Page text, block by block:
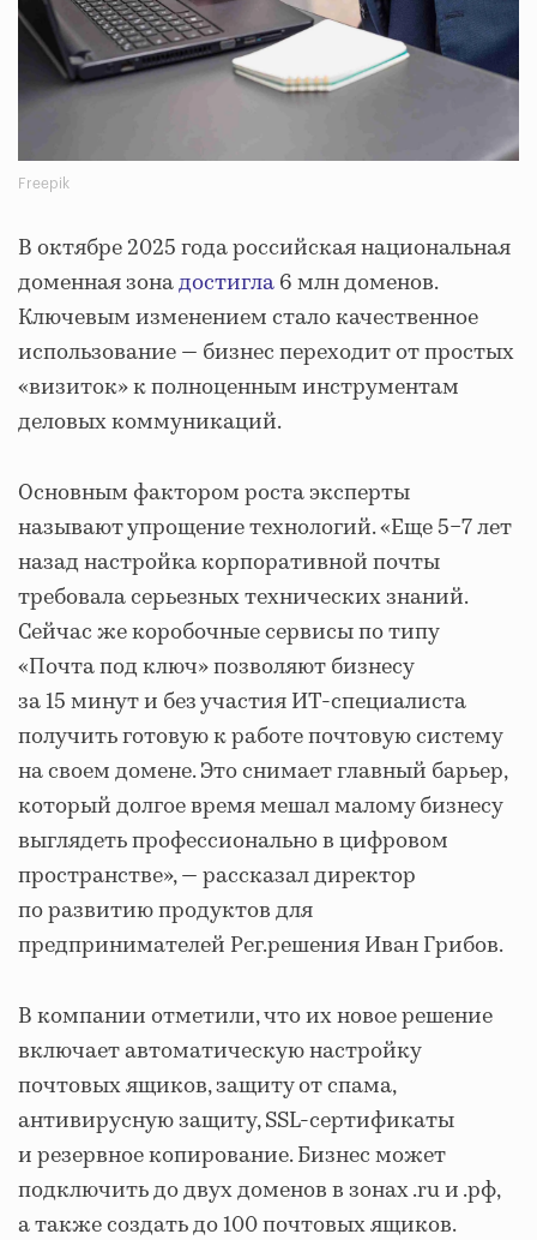
Freepik
В октябре 2025 года российская национальная
доменная зонадостигла6 млн доменов.
Ключевым изменением стало качественное
использование — бизнес переходит от простых
«визиток» к полноценным инструментам
деловых коммуникаций.
Основным фактором роста эксперты
называют упрощение технологий. «Еще 5−7 лет
назад настройка корпоративной почты
требовала серьезных технических знаний.
Сейчас же коробочные сервисы по типу
«Почта под ключ» позволяют бизнесу
за 15 минут и без участия ИТ-специалиста
получить готовую к работе почтовую систему
на своем домене. Это снимает главный барьер,
который долгое время мешал малому бизнесу
выглядеть профессионально в цифровом
пространстве», — рассказал директор
по развитию продуктов для
предпринимателей Рег.решения Иван Грибов.
В компании отметили, что их новое решение
включает автоматическую настройку
почтовых ящиков, защиту от спама,
антивирусную защиту, SSL-сертификаты
и резервное копирование. Бизнес может
подключить до двух доменов в зонах .ru и .рф,
а также создать до 100 почтовых ящиков.